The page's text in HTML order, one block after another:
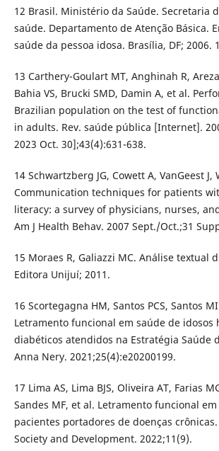
12 Brasil. Ministério da Saúde. Secretaria
saúde. Departamento de Atenção Básica.
saúde da pessoa idosa. Brasília, DF; 2006.
13 Carthery-Goulart MT, Anghinah R,
Bahia VS, Brucki SMD, Damin A, et al.
Brazilian population on the test of
in adults. Rev. saúde pública [Internet].
2023 Oct. 30];43(4):631-638.
14 Schwartzberg JG, Cowett A, VanGeest J,
Communication techniques for patients
literacy: a survey of physicians, nurses,
Am J Health Behav. 2007 Sept./Oct.;31
15 Moraes R, Galiazzi MC. Análise textual
Editora Unijuí; 2011.
16 Scortegagna HM, Santos PCS, Santos
Letramento funcional em saúde de idosos
diabéticos atendidos na Estratégia Saúde
Anna Nery. 2021;25(4):e20200199.
17 Lima AS, Lima BJS, Oliveira AT, Farias
Sandes MF, et al. Letramento funcional
pacientes portadores de doenças crônicas.
Society and Development. 2022;11(9).